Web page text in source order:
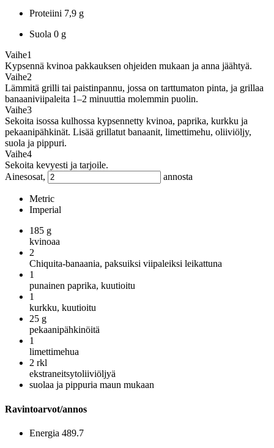
Proteiini 7,9 g
Suola 0 g
Vaihe1
Kypsennä kvinoa pakkauksen ohjeiden mukaan ja anna jäähtyä.
Vaihe2
Lämmitä grilli tai paistinpannu, jossa on tarttumaton pinta, ja grillaa
banaaniviipaleita 1–2 minuuttia molemmin puolin.
Vaihe3
Sekoita isossa kulhossa kypsennetty kvinoa, paprika, kurkku ja
pekaanipähkinät. Lisää grillatut banaanit, limettimehu, oliiviöljy,
suola ja pippuri.
Vaihe4
Sekoita kevyesti ja tarjoile.
Ainesosat,
annosta
Metric
Imperial
185 g
kvinoaa
2
Chiquita-banaania, paksuiksi viipaleiksi leikattuna
1
punainen paprika, kuutioitu
1
kurkku, kuutioitu
25 g
pekaanipähkinöitä
1
limettimehua
2 rkl
ekstraneitsytoliiviöljyä
suolaa ja pippuria maun mukaan
Ravintoarvot/annos
Energia 489.7